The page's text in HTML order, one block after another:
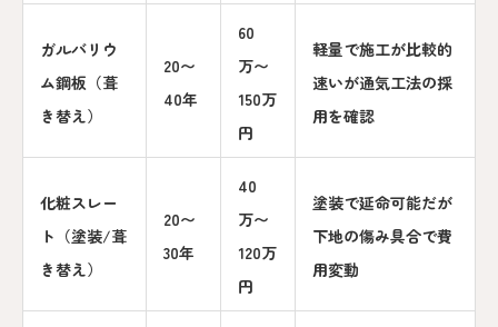
ガルバリウ
ム鋼板（葺
き替え）
20〜
40年
60
万〜
150万
円
軽量で施工が比較的
速いが通気工法の採
用を確認
化粧スレー
ト（塗装/葺
き替え）
20〜
30年
40
万〜
120万
円
塗装で延命可能だが
下地の傷み具合で費
用変動